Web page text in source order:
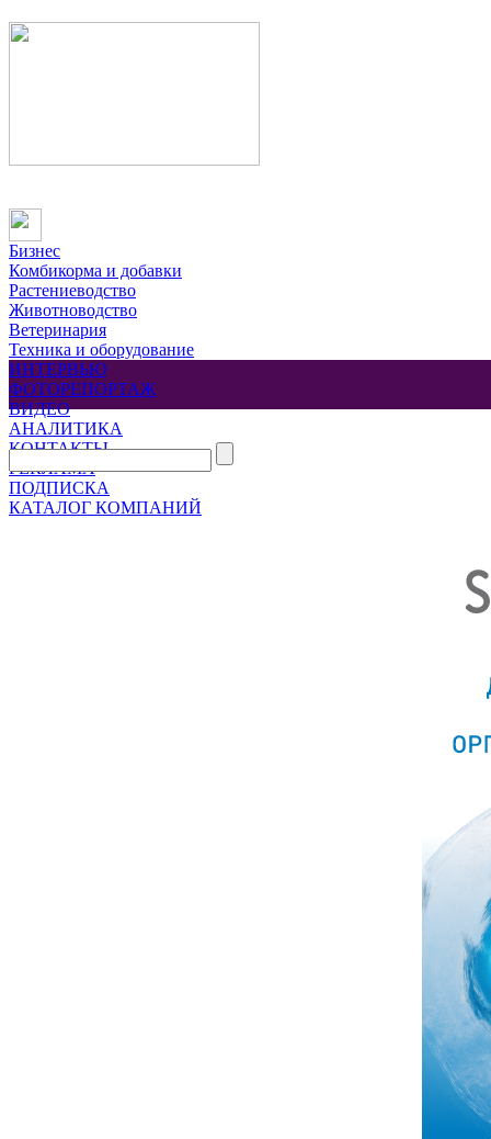
Бизнес
Комбикорма и добавки
Растениеводство
Животноводство
Ветеринария
Техника и оборудование
ИНТЕРВЬЮ
ФОТОРЕПОРТАЖ
ВИДЕО
АНАЛИТИКА
КОНТАКТЫ
РЕКЛАМА
ПОДПИСКА
КАТАЛОГ КОМПАНИЙ